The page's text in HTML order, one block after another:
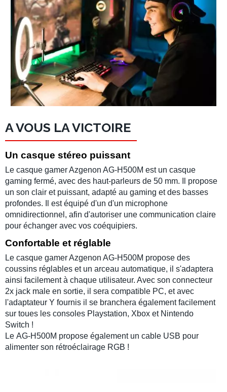
A VOUS LA VICTOIRE
Un casque stéreo puissant
Le casque gamer Azgenon AG-H500M est un casque
gaming fermé, avec des haut-parleurs de 50 mm. Il propose
un son clair et puissant, adapté au gaming et des basses
profondes. Il est équipé d'un d'un microphone
omnidirectionnel , afin d'autoriser une communication claire
pour échanger avec vos coéquipiers.
Confortable et réglable
Le casque gamer Azgenon AG-H500M propose des
coussins réglables et un arceau automatique, il s'adaptera
ainsi facilement à chaque utilisateur. Avec son connecteur
2x jack male en sortie, il sera compatible PC, et avec
l'adaptateur Y fournis il se branchera également facilement
sur toues les consoles Playstation, Xbox et Nintendo
Switch !
Le AG-H500M propose également un cable USB pour
alimenter son rétroéclairage RGB !